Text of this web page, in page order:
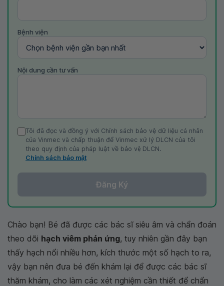
Bệnh viện
Nội dung cần tư vấn
Tôi đã đọc và đồng ý với Chính sách bảo vệ dữ liệu cá nhân
của Vinmec và chấp thuận để Vinmec xử lý DLCN của tôi
theo quy định của pháp luật về bảo vệ DLCN.
Chính sách bảo mật
Đăng Ký
Chào bạn! Bé đã được các bác sĩ siêu âm và chẩn đoán
theo dõi hạch viêm phản ứng, tuy nhiên gần đây bạn
thấy hạch nổi nhiều hơn, kích thước một số hạch to ra,
vậy bạn nên đưa bé đến khám lại để được các bác sĩ
thăm khám, cho làm các xét nghiệm cần thiết để chẩn